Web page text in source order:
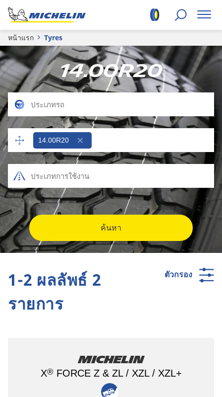
หน้าแรก Tyres
14.00R20
14.00R20
ค้นหา
ตัวกรอง
1-2 ผลลัพธ์ 2
รายการ
Michelin
X®FORCE Z & ZL / XZL / XZL+